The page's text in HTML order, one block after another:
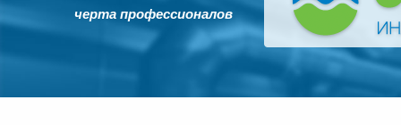
черта профессионалов